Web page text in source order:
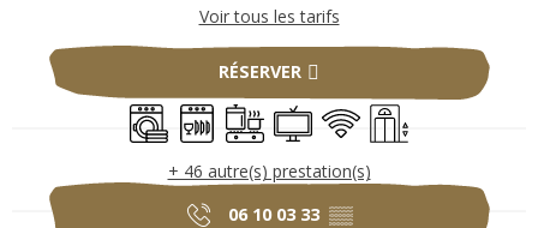
Voir tous les tarifs
RÉSERVER
Lave lingeLave vaisselle
Plaque de cuisson
Télévision
WiFi Ascenseur
+ 46 autre(s) prestation(s)
06 10 03 33 ▒▒